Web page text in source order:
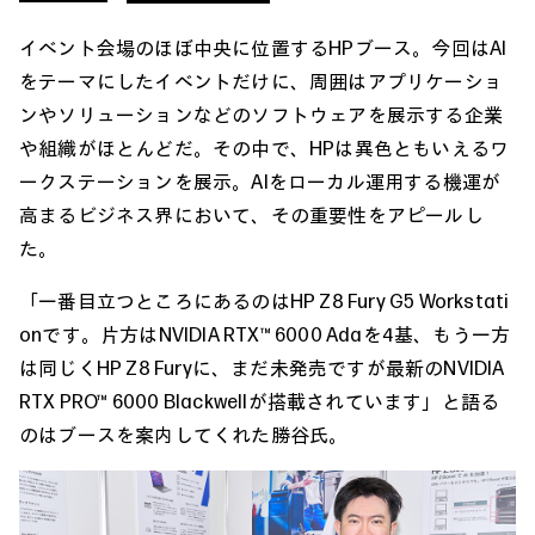
イベント会場のほぼ中央に位置するHPブース。今回はAI
をテーマにしたイベントだけに、周囲はアプリケーショ
ンやソリューションなどのソフトウェアを展示する企業
や組織がほとんどだ。その中で、HPは異色ともいえるワ
ークステーションを展示。AIをローカル運用する機運が
高まるビジネス界において、その重要性をアピールし
た。
「一番目立つところにあるのはHP Z8 Fury G5 Workstati
onです。片方はNVIDIA RTX™ 6000 Adaを4基、もう一方
は同じくHP Z8 Furyに、まだ未発売ですが最新のNVIDIA
RTX PRO™ 6000 Blackwellが搭載されています」と語る
のはブースを案内してくれた勝谷氏。